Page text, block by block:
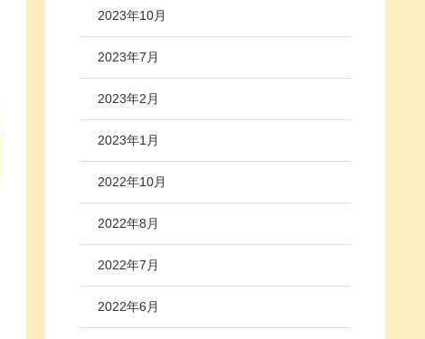
2023年10月
2023年7月
2023年2月
2023年1月
2022年10月
2022年8月
2022年7月
2022年6月